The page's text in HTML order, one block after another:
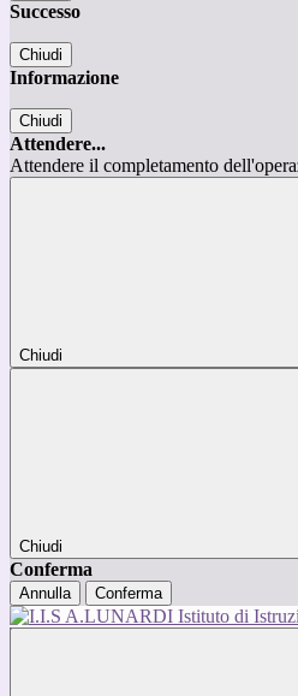
Successo
Chiudi
Informazione
Chiudi
Attendere...
Attendere il completamento
Chiudi
Chiudi
Conferma
Annulla Conferma
Istituto di